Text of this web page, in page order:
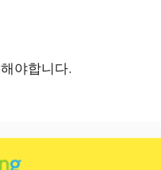
해야합니다.